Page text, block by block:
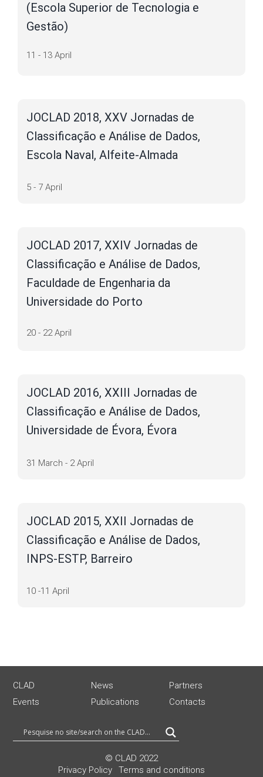
(Escola Superior de Tecnologia e
Gestão)
11 - 13 April
JOCLAD 2018, XXV Jornadas de
Classificação e Análise de Dados,
Escola Naval, Alfeite-Almada
5 - 7 April
JOCLAD 2017, XXIV Jornadas de
Classificação e Análise de Dados,
Faculdade de Engenharia da
Universidade do Porto
20 - 22 April
JOCLAD 2016, XXIII Jornadas de
Classificação e Análise de Dados,
Universidade de Évora, Évora
31 March - 2 April
JOCLAD 2015, XXII Jornadas de
Classificação e Análise de Dados,
INPS-ESTP, Barreiro
10 -11 April
CLAD News
Partners
Events
Publications Contacts
© CLAD 2022
Privacy Policy
Terms and conditions